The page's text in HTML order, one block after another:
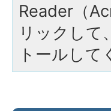
Reader（
リックして
トールして